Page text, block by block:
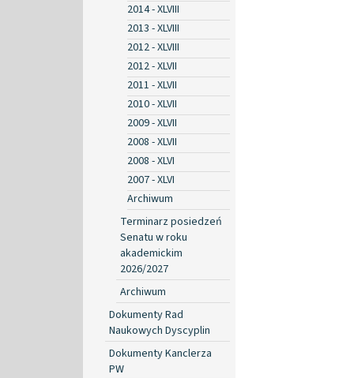
2014 - XLVIII
2013 - XLVIII
2012 - XLVIII
2012 - XLVII
2011 - XLVII
2010 - XLVII
2009 - XLVII
2008 - XLVII
2008 - XLVI
2007 - XLVI
Archiwum
Terminarz posiedzeń
Senatu w roku
akademickim
2026/2027
Archiwum
Dokumenty Rad
Naukowych Dyscyplin
Dokumenty Kanclerza
PW